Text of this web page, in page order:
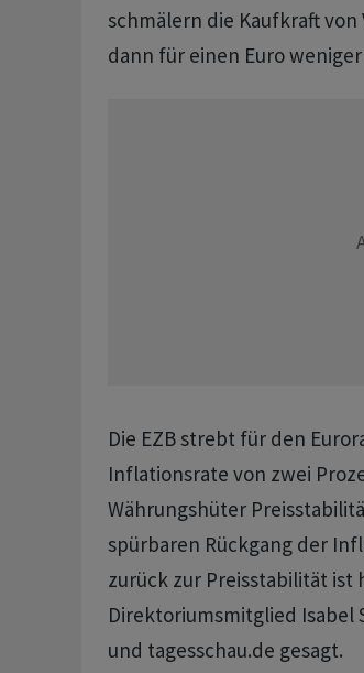
schmälern die Kaufkraft
dann für einen Euro
Die EZB strebt für den
Inflationsrate von zwei
Währungshüter
spürbaren Rückgang der
zurück zur Preisstabilität ist
Direktoriumsmitglied Isabel
und tagesschau.de gesagt.